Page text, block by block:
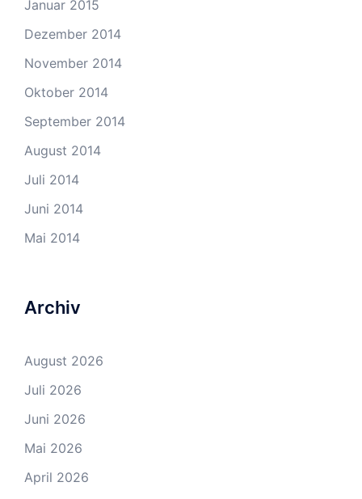
Januar 2015
Dezember 2014
November 2014
Oktober 2014
September 2014
August 2014
Juli 2014
Juni 2014
Mai 2014
Archiv
August 2026
Juli 2026
Juni 2026
Mai 2026
April 2026